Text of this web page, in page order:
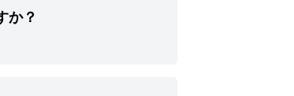
か？